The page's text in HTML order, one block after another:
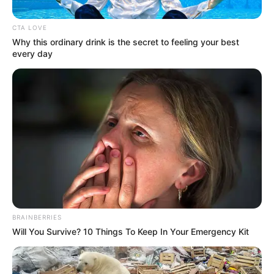
Presunto acosador en TransMilenio se
mueve por el sur de Bogotá: víctima
ya lo denunció y espera justicia
CUNDINAMARCA
Se entregó cobarde que
golpeó a su pareja hasta
bajaba de un taxi en
Fusagasugá
CTA LOVE
Why this ordinary drink is the secret to feeling your best
every day
BRAINBERRIES
Will You Survive? 10 Things To Keep In Your Emergency Kit